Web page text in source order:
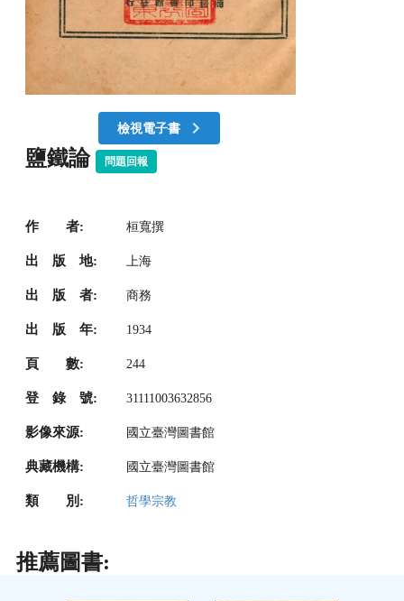
檢視電子書
鹽鐵論 問題回報
作 者: 桓寬撰
出 版 地: 上海
出 版 者: 商務
出 版 年: 1934
頁 數: 244
登 錄 號: 31111003632856
影像來源: 國立臺灣圖書館
典藏機構: 國立臺灣圖書館
類 別: 哲學宗教
推薦圖書: